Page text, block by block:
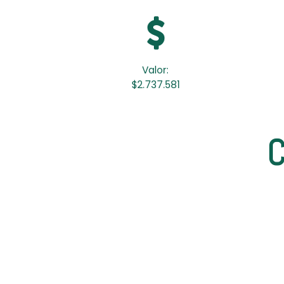
Valor:
$2.737.581